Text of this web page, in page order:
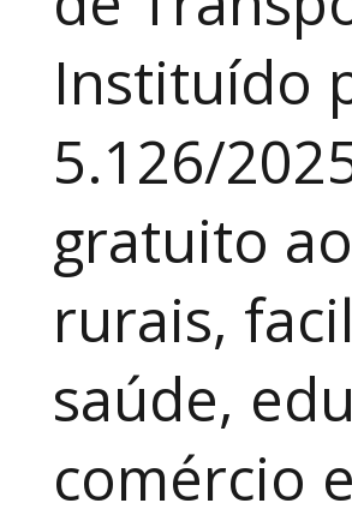
Instituído
5.126/
gratuito
rurais,
saúde,
comércio